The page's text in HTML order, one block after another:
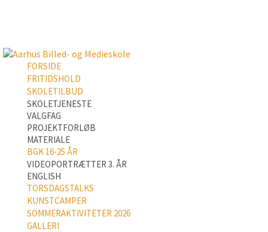
FORSIDE
FRITIDSHOLD
SKOLETILBUD
SKOLETJENESTE
VALGFAG
PROJEKTFORLØB
MATERIALE
BGK 16-25 ÅR
VIDEOPORTRÆTTER 3. ÅR
ENGLISH
TORSDAGSTALKS
KUNSTCAMPER
SOMMERAKTIVITETER 2026
GALLERI